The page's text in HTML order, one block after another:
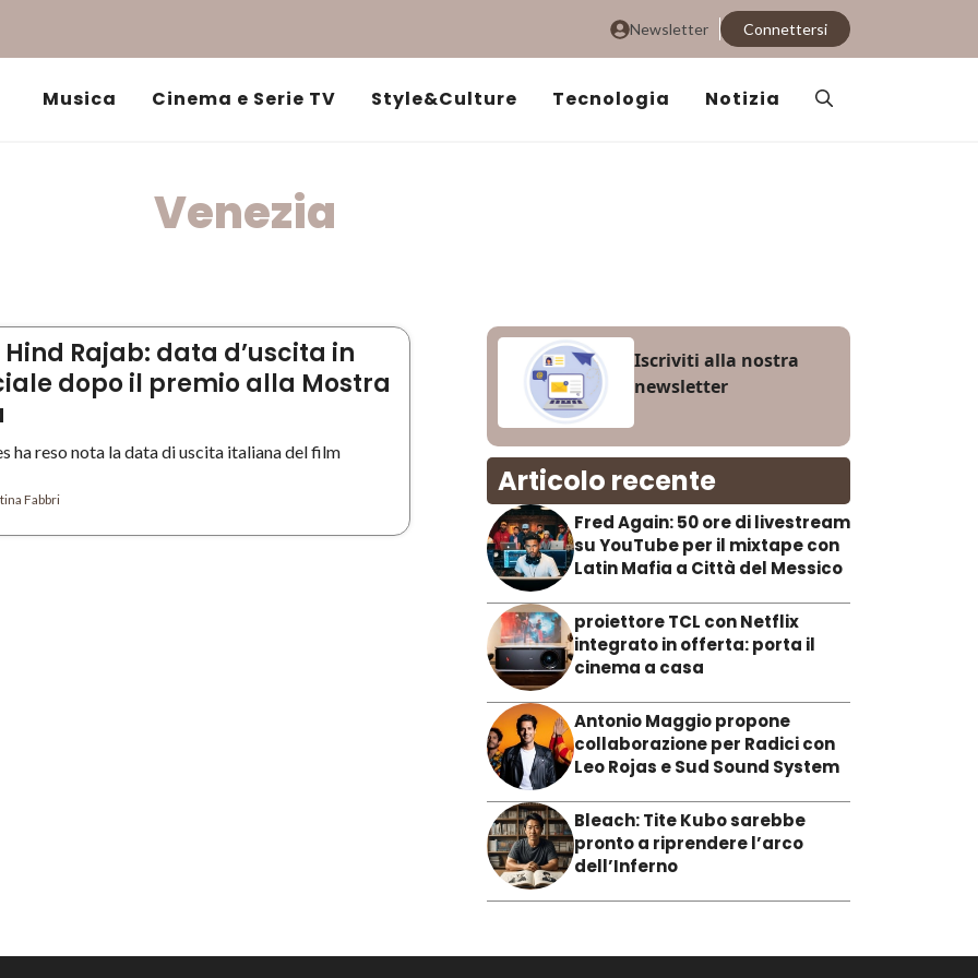
Newsletter Connettersi
Musica Cinema e Serie TV Style&Culture Tecnologia Notizia
Venezia
Rajab: data d’uscita in
dopo il premio alla Mostra
ha reso nota la data di uscita italiana del film
Fabbri
Iscriviti alla nostra
newsletter
Articolo recente
Fred Again: 50 ore di livestream
su YouTube per il mixtape con
Latin Mafia a Città del Messico
proiettore TCL con Netflix
integrato in offerta: porta il
cinema a casa
Antonio Maggio propone
collaborazione per Radici con
Leo Rojas e Sud Sound System
Bleach: Tite Kubo sarebbe
pronto a riprendere l’arco
dell’Inferno